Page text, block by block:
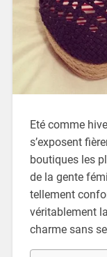
Eté comme
s’exposent
boutiques les
de la gente
tellement
véritablement
charme sans